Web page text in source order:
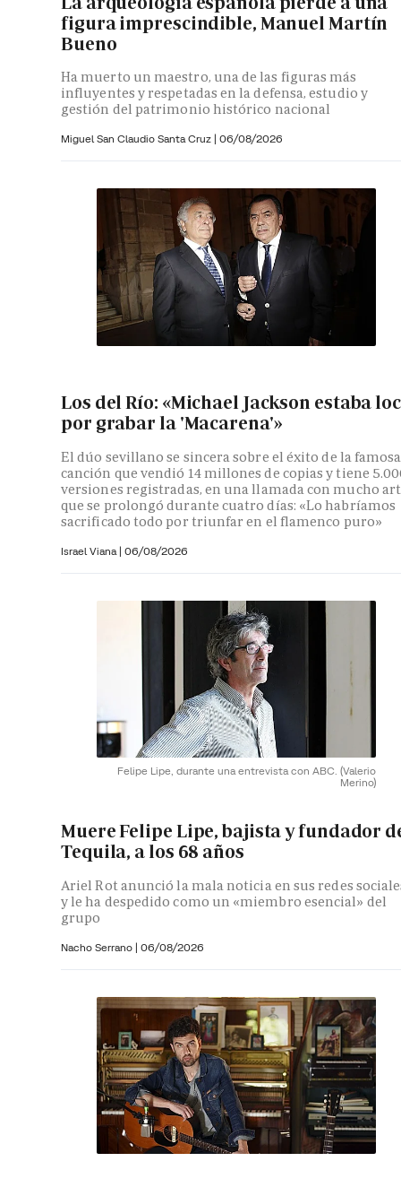
figura imprescindible, Manuel Martín
Bueno
Ha muerto un maestro, una de las figuras más
influyentes y respetadas en la defensa, estudio y
gestión del patrimonio histórico nacional
Miguel San Claudio Santa Cruz | 06/08/2026
Los del Río: «Michael Jackson estaba
por grabar la 'Macarena'»
El dúo sevillano se sincera sobre el éxito de la famosa
canción que vendió 14 millones de copias y tiene
versiones registradas, en una llamada con mucho
que se prolongó durante cuatro días: «Lo habríamos
sacrificado todo por triunfar en el flamenco puro»
Israel Viana | 06/08/2026
Felipe Lipe, durante una entrevista con ABC. (Valerio
Merino)
Muere Felipe Lipe, bajista y fundador
Tequila, a los 68 años
Ariel Rot anunció la mala noticia en sus redes
y le ha despedido como un «miembro esencial» del
grupo
Nacho Serrano | 06/08/2026